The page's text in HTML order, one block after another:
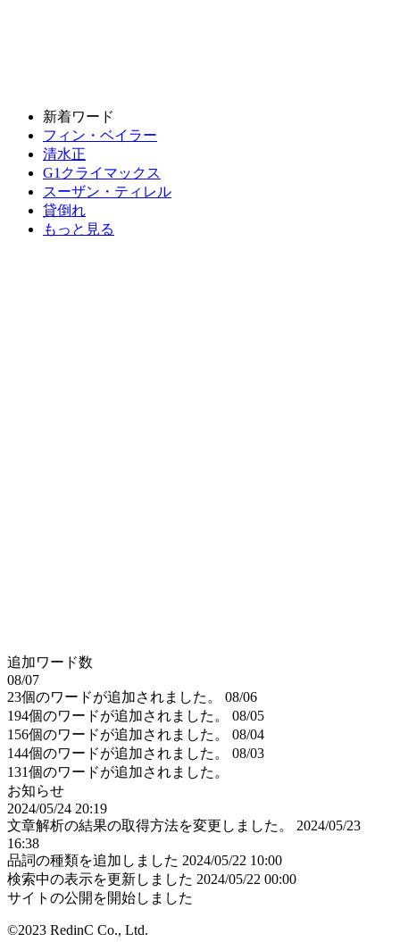
新着ワード
フィン・ベイラー
清水正
G1クライマックス
スーザン・ティレル
貸倒れ
もっと見る
追加ワード数
08/07
23個のワードが追加されました。
08/06
194個のワードが追加されました。
08/05
156個のワードが追加されました。
08/04
144個のワードが追加されました。
08/03
131個のワードが追加されました。
お知らせ
2024/05/24 20:19
文章解析の結果の取得方法を変更しました。
2024/05/23
16:38
品詞の種類を追加しました 2024/05/22 10:00
検索中の表示を更新しました 2024/05/22 00:00
サイトの公開を開始しました
©2023 RedinC Co., Ltd.